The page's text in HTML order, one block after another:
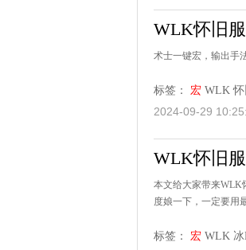
WLK怀旧
术士一键宏，输出手
标签： 宏 WLK
2024-09-29
WLK怀旧
本文给大家带来WLK
度娘一下，一定要用
标签： 宏 WLK